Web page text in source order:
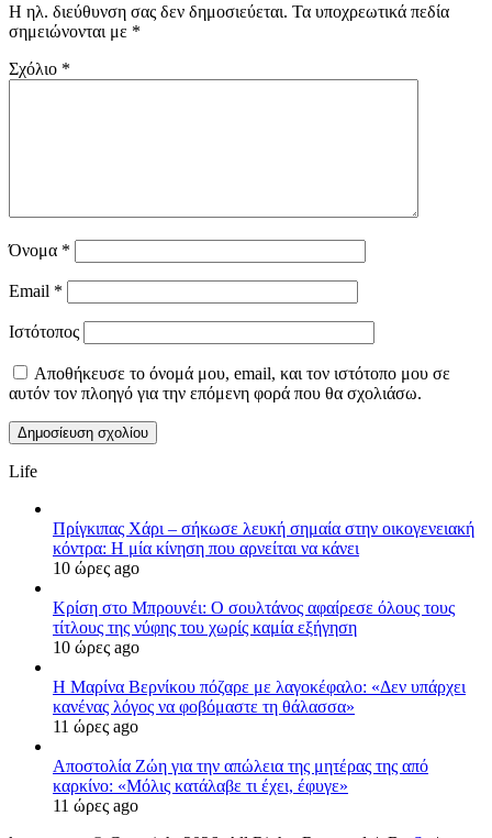
Η ηλ. διεύθυνση σας δεν δημοσιεύεται. Τα υποχρεωτικά πεδία
σημειώνονται με *
Σχόλιο *
Όνομα *
Email *
Ιστότοπος
Αποθήκευσε το όνομά μου, email, και τον ιστότοπο μου σε
αυτόν τον πλοηγό για την επόμενη φορά που θα σχολιάσω.
Life
Πρίγκιπας Χάρι – σήκωσε λευκή σημαία στην οικογενειακή
κόντρα: Η μία κίνηση που αρνείται να κάνει
10 ώρες ago
Κρίση στο Μπρουνέι: Ο σουλτάνος αφαίρεσε όλους τους
τίτλους της νύφης του χωρίς καμία εξήγηση
10 ώρες ago
Η Μαρίνα Βερνίκου πόζαρε με λαγοκέφαλο: «Δεν υπάρχει
κανένας λόγος να φοβόμαστε τη θάλασσα»
11 ώρες ago
Αποστολία Ζώη για την απώλεια της μητέρας της από
καρκίνο: «Μόλις κατάλαβε τι έχει, έφυγε»
11 ώρες ago